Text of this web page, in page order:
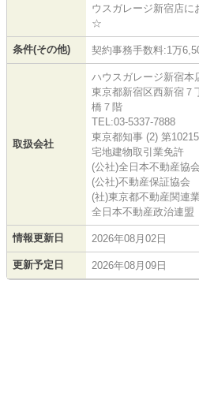
ウスガレージ新宿店に
☆
条件(その他) 契約事務手数料:1万
取扱会社
ハウスガレージ新宿本
東京都新宿区西新宿７
橋７階
TEL:03-5337-7888
東京都知事 (2) 第
宅地建物取引業免許
(公社)全日本不動産協会
(公社)不動産保証協会
(社)東京都不動産関連
全日本不動産政治連盟
情報更新日 2026年08月02日
更新予定日 2026年08月09日